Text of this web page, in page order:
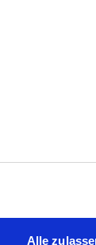
Alle
Specifications